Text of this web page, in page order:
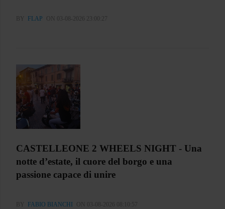
BY FLAP ON 03-08-2026 23:00:27
CASTELLEONE 2 WHEELS NIGHT - Una
notte d’estate, il cuore del borgo e una
passione capace di unire
BY FABIO BIANCHI ON 03-08-2026 08:10:57